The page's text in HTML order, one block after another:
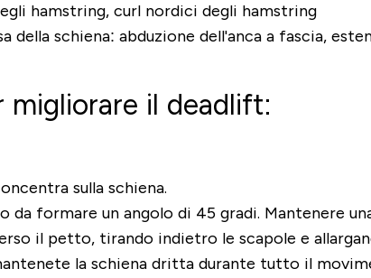
hamstring, curl nordici degli hamstring
della schiena: abduzione dell'anca a fascia,
migliorare il deadlift:
sulla schiena.
da formare un angolo di 45 gradi. Mantenere
il petto, tirando indietro le scapole e
la schiena dritta durante tutto il